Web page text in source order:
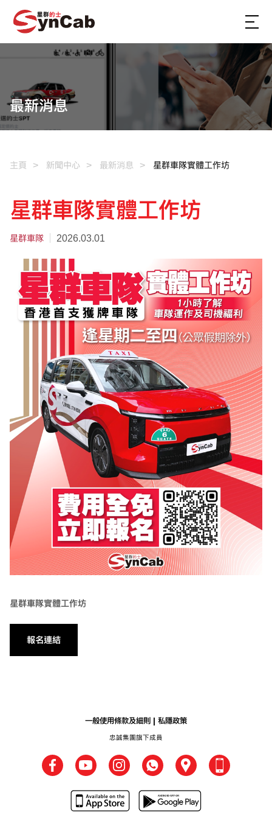
最新消息
主頁 新聞中心 最新消息 星群車隊實體工作坊
星群車隊實體工作坊
星群車隊 2026.03.01
星群車隊實體工作坊
報名連結
一般使用條款及細則 私隱政策
忠誠集團旗下成員